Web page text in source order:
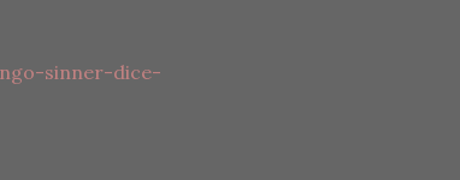
sinner-dice-